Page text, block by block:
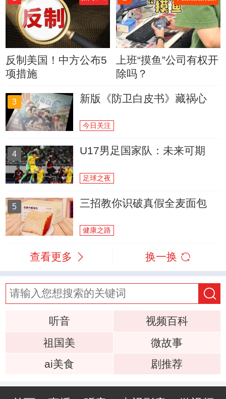
反制美国！中方公布5
项措施
上班“摸鱼”公司有权开
除吗？
3 新版《防卫白皮书》藏祸心
今日关注
4 U17男足国家队：未来可期
足球之夜
5 三招教你识破真假全麦面包
健康之路
查看更多 换一换
听音
视频百科
祖国美
微故事
ai美食
剧推荐